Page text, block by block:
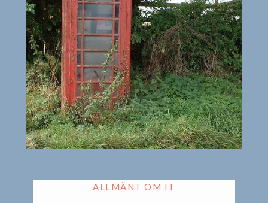
ALLMÄNT OM IT